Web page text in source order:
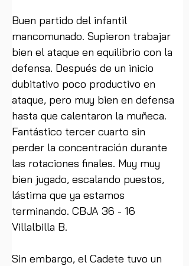
Buen partido del infantil
mancomunado. Supieron trabajar
bien el ataque en equilibrio con la
defensa. Después de un inicio
dubitativo poco productivo en
ataque, pero muy bien en defensa
hasta que calentaron la muñeca.
Fantástico tercer cuarto sin
perder la concentración durante
las rotaciones finales. Muy muy
bien jugado, escalando puestos,
lástima que ya estamos
terminando. CBJA 36 - 16
Villalbilla B.
Sin embargo, el Cadete tuvo un